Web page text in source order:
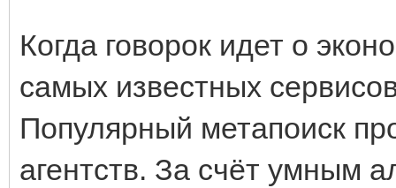
Когда говорок идет о
самых известных
Популярный метапоиск
агентств. За счёт умным